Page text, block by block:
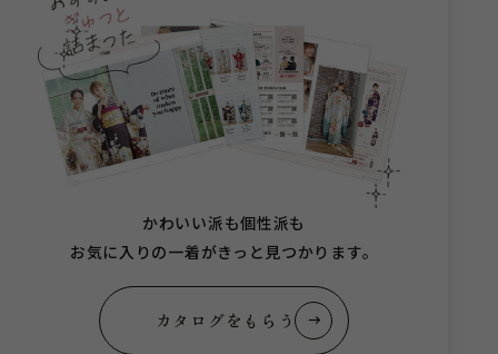
かわいい派も個性派も
お気に入りの一着がきっと見つかります。
カタログをもらう